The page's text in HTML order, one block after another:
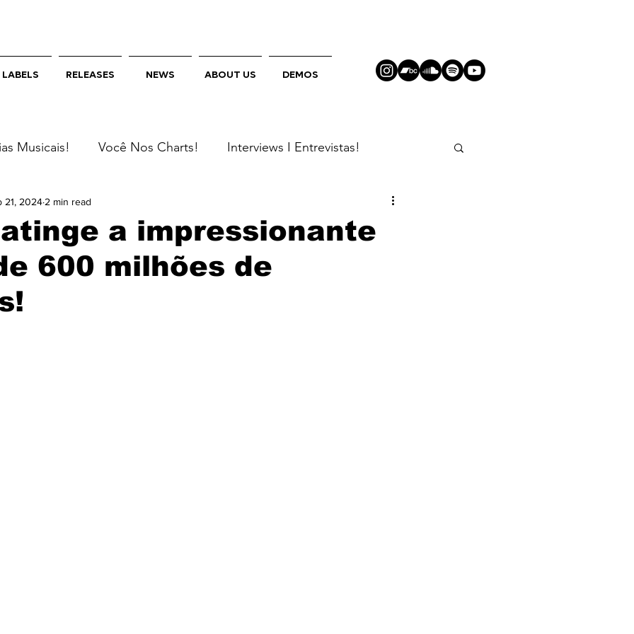
LABELS RELEASES NEWS ABOUT US DEMOS
Musicais! Você Nos Charts! Interviews I Entrevistas!
a impressionante
600 milhões de
21, 2024 2 min read